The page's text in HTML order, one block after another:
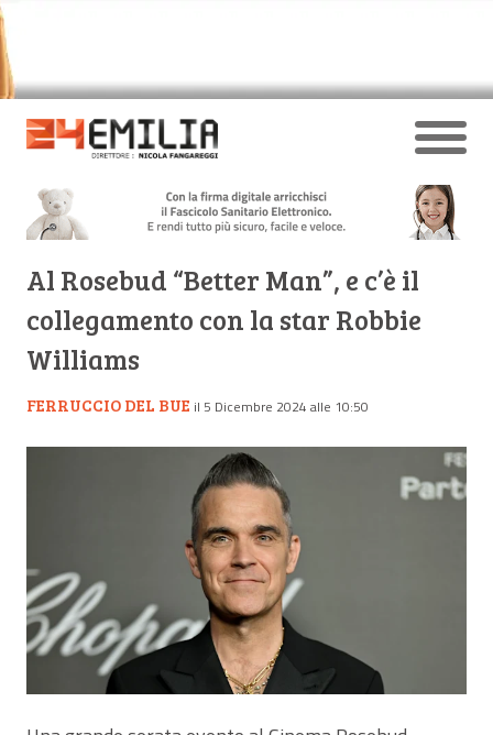
Al Rosebud “Better Man”, e c’è il
collegamento con la star Robbie
Williams
FERRUCCIO DEL BUE il 5 Dicembre 2024 alle 10:50